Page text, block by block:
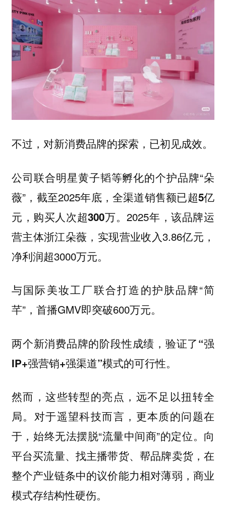
不过，对新消费品牌的探索，已初见成效。
公司联合明星黄子韬等孵化的个护品牌“朵
薇”，截至2025年底， 全渠道销售额已超5亿
元，购买人次超300万。2025年，该品牌运
营主体浙江朵薇，实现营业收入3.86亿元，
净利润超3000万元。
与国际美妆工厂联合打造的护肤品牌“简
芊”，首播GMV即突破600万元。
两个新消费品牌的阶段性成绩，验证了“强
IP+强营销+强渠道”模式的可行性。
然而，这些转型的亮点，远不足以扭转全
局。对于遥望科技而言，更本质的问题在
于，始终无法摆脱“流量中间商”的定位。向
平台买流量、找主播带货、帮品牌卖货，在
整个产业链条中的议价能力相对薄弱，商业
模式存结构性硬伤。